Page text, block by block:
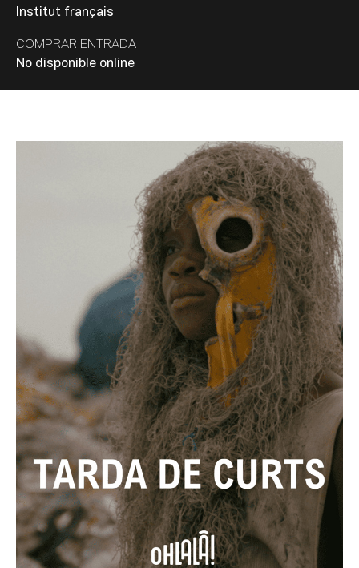
Institut français
COMPRAR ENTRADA
No disponible online